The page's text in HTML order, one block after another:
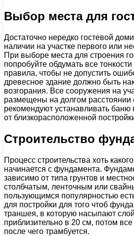
Выбор места для
Достаточно нередко гостевой
наличии на участке первого или
При выборе места для строения
попробуйте обдумать все
правила, чтобы не допустить
древесное здание должно быть
возгорания. Все сооружения на
размещены на долгом расстоянии
рекомендуют устанавливать
от близкорасположенной
Строительство
Процесс строительства хоть
начинается с фундамента.
зависимо от типа грунтов и
столбчатым, ленточным или
пользующимся популярностью
для постройки для того чтоб
траншея, в которую насыпают
приблизительно в 20 см, потом
после чего трамбуется.